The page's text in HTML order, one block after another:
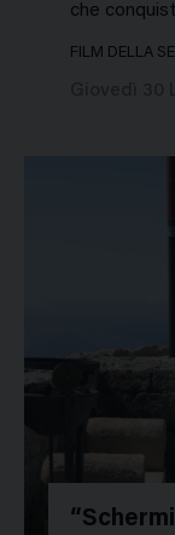
che
FILM DELLA